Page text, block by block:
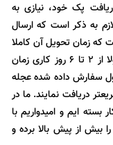
پک خود، نیازی به
به ذکر است که ارسال
که زمان تحویل آن کاملا
به شهر مقصد و مسافت آن بستگی دارد و معمولا از 2 تا 6 روز کاری زمان
سفارش داده شده عجله
دریافت نمایند. ما در
ایم و امیدواریم با
بیش از پیش بالا برده و